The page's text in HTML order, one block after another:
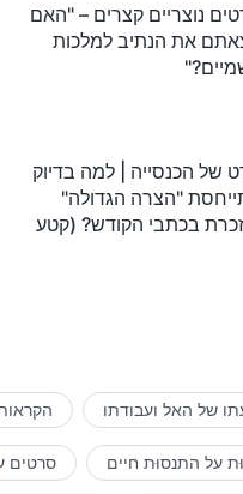
נוצריים קצרים – "האם
את הנתיב למלכות
של הכנסייה | למה בדיוק
"הצרה הגדולה"
בכתבי הקודש? (קטע
של האל ועבודתו
על התנסוּת חיים סרטים